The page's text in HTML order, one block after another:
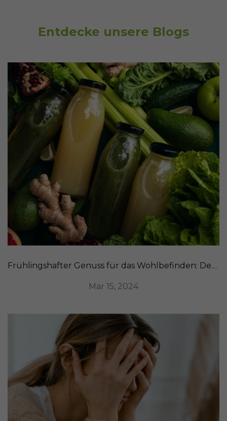
Entdecke unsere Blogs
Frühlingshafter Genuss für das Wohlbefinden: Detox-Rezepte zur Reinigung unseres Organismus
Mar 15, 2024